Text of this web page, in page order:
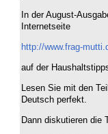
In der August-
Internetseite
http://www.frag-
auf der
Lesen Sie mit den
Deutsch perfekt.
Dann diskutieren die